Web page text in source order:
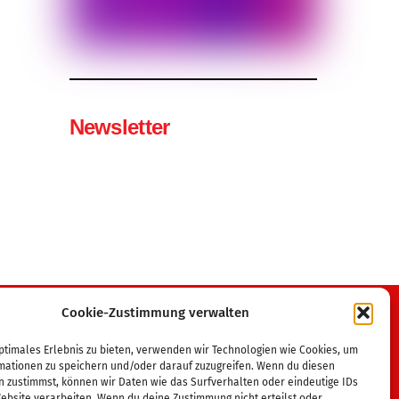
Cookie-Zustimmung verwalten
Erlebnis zu bieten, verwenden wir Technologien wie Cookies, um
zu speichern und/oder darauf zuzugreifen. Wenn du diesen
zustimmst, können wir Daten wie das Surfverhalten oder eindeutige IDs
Newsletter
Tanzsportverband MV